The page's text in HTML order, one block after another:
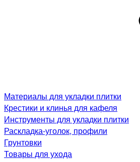
Материалы для укладки плитки
Крестики и клинья для кафеля
Инструменты для укладки плитки
Раскладка-уголок, профили
Грунтовки
Товары для ухода